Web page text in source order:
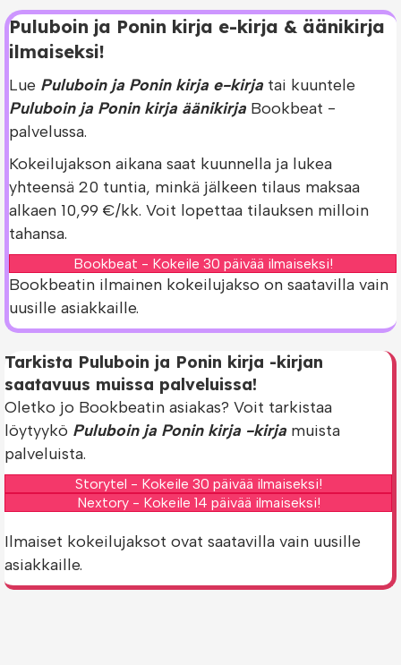
Puluboin ja Ponin kirja e-kirja & äänikirja
ilmaiseksi!
Lue Puluboin ja Ponin kirja e-kirja tai kuuntele
Puluboin ja Ponin kirja äänikirja Bookbeat -
palvelussa.
Kokeilujakson aikana saat kuunnella ja lukea
yhteensä 20 tuntia, minkä jälkeen tilaus maksaa
alkaen 10,99 €/kk. Voit lopettaa tilauksen milloin
tahansa.
Bookbeat - Kokeile 30 päivää ilmaiseksi!
Bookbeatin ilmainen kokeilujakso on saatavilla vain
uusille asiakkaille.
Tarkista Puluboin ja Ponin kirja -kirjan
saatavuus muissa palveluissa!
Oletko jo Bookbeatin asiakas? Voit tarkistaa
löytyykö Puluboin ja Ponin kirja -kirja muista
palveluista.
Storytel - Kokeile 30 päivää ilmaiseksi!
Nextory - Kokeile 14 päivää ilmaiseksi!
Ilmaiset kokeilujaksot ovat saatavilla vain uusille
asiakkaille.